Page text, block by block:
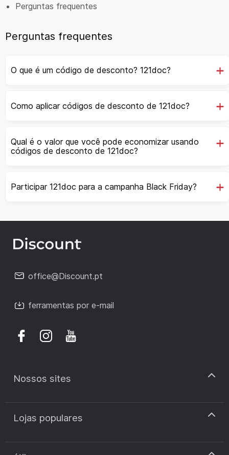
Perguntas frequentes
Perguntas frequentes
O que é um código de desconto? 121doc?
Como aplicar códigos de desconto de 121doc?
Qual é o valor que você pode economizar usando
códigos de desconto de 121doc?
Participar 121doc para a campanha Black Friday?
office@Discount.pt
ferramentas por e-mail
Nossos sites
discount.pt
discount.sk
Lojas populares
Cupão de desconto Zooplus